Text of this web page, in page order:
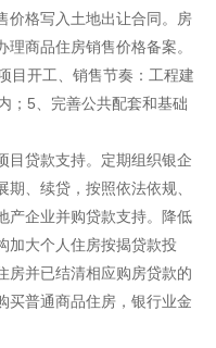
价格写入土地出让合同。房
商品住房销售价格备案。
目开工、销售节奏：工程建
；5、完善公共配套和基础
目贷款支持。定期组织银企
、续贷，按照依法依规、
产企业并购贷款支持。降低
加大个人住房按揭贷款投
房并已结清相应购房贷款的
买普通商品住房，银行业金